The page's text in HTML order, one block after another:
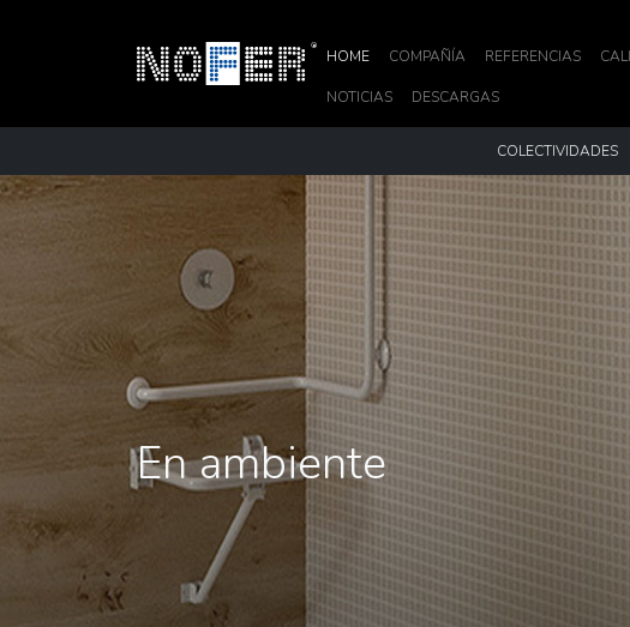
HOME COMPAÑÍA REFERENCIAS
NOTICIAS DESCARGAS
COLECTIVIDADES
En ambiente